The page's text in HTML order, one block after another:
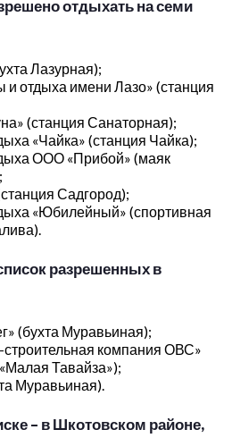
отдыхать на семи
Лазурная);
и отдыха имени Лазо» (станция
(станция Санаторная);
«Чайка» (станция Чайка);
ООО «Прибой» (маяк
Садгород);
«Юбилейный» (спортивная
разрешенных в
(бухта Муравьиная);
компания ОВС»
Тавайза»);
Муравьиная).
– в Шкотовском районе,